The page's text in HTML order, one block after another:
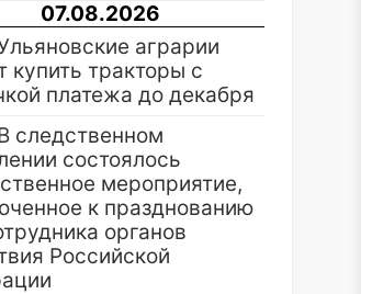
07.08.2026
аграрии
купить тракторы с
платежа до декабря
следственном
состоялось
мероприятие,
к празднованию
органов
Российской